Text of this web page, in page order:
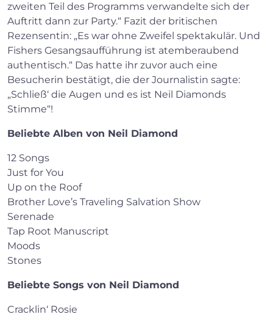
zweiten Teil des Programms verwandelte sich der
Auftritt dann zur Party.“ Fazit der britischen
Rezensentin: „Es war ohne Zweifel spektakulär. Und
Fishers Gesangsaufführung ist atemberaubend
authentisch.“ Das hatte ihr zuvor auch eine
Besucherin bestätigt, die der Journalistin sagte:
„Schließ‘ die Augen und es ist Neil Diamonds
Stimme“!
Beliebte Alben von Neil Diamond
12 Songs
Just for You
Up on the Roof
Brother Love’s Traveling Salvation Show
Serenade
Tap Root Manuscript
Moods
Stones
Beliebte Songs von Neil Diamond
Cracklin‘ Rosie